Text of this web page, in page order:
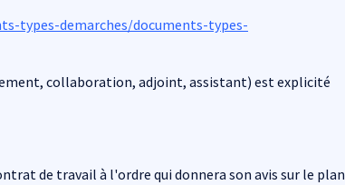
types-demarches/documents-types-
collaboration, adjoint, assistant) est explicité
de travail à l'ordre qui donnera son avis sur le plan